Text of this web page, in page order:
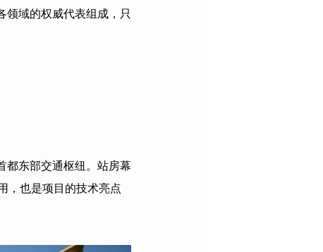
领域的权威代表组成，只
都东部交通枢纽。站房幕
，也是项目的技术亮点